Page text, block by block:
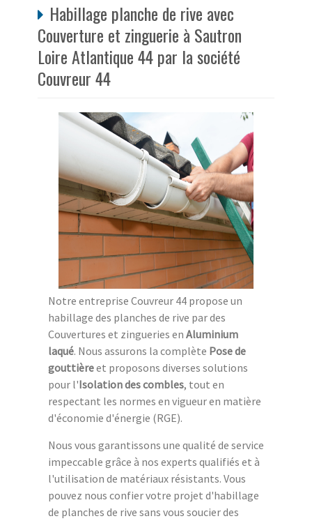
Habillage planche de rive avec
Couverture et zinguerie à Sautron
Loire Atlantique 44 par la société
Couvreur 44
Notre entreprise Couvreur 44 propose un
habillage des planches de rive par des
Couvertures et zingueries en Aluminium
laqué. Nous assurons la complète Pose de
gouttièreet proposons diverses solutions
pour l'Isolation des combles, tout en
respectant les normes en vigueur en matière
d'économie d'énergie (RGE).
Nous vous garantissons une qualité de service
impeccable grâce à nos experts qualifiés et à
l'utilisation de matériaux résistants. Vous
pouvez nous confier votre projet d'habillage
de planches de rive sans vous soucier des